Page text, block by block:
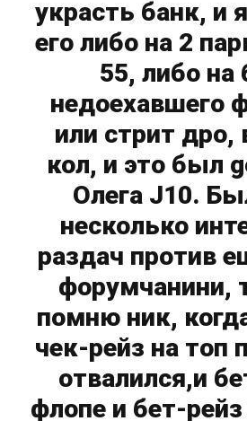
украсть банк, и
его либо на 2
55, либо на
недоехавшего
или стрит
кол, и это был
Олега J10.
несколько
раздач против
форумчанини,
помню ник,
чек-рейз на топ
отвалился,и
флопе и бет-рейз